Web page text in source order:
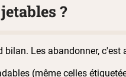
?
Les abandonner, c'est
(même celles